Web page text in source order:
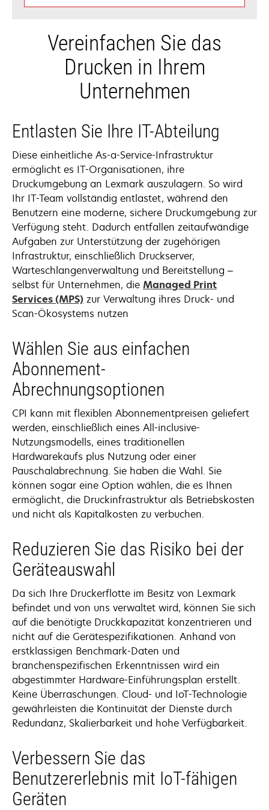
Vereinfachen Sie das
Drucken in Ihrem
Unternehmen
Entlasten Sie Ihre IT-Abteilung
Diese einheitliche As-a-Service-Infrastruktur
ermöglicht es IT-Organisationen, ihre
Druckumgebung an Lexmark auszulagern. So wird
Ihr IT-Team vollständig entlastet, während den
Benutzern eine moderne, sichere Druckumgebung zur
Verfügung steht. Dadurch entfallen zeitaufwändige
Aufgaben zur Unterstützung der zugehörigen
Infrastruktur, einschließlich Druckserver,
Warteschlangenverwaltung und Bereitstellung –
selbst für Unternehmen, die Managed Print
Services (MPS) zur Verwaltung ihres Druck- und
Scan-Ökosystems nutzen
Wählen Sie aus einfachen
Abonnement-
Abrechnungsoptionen
CPI kann mit flexiblen Abonnementpreisen geliefert
werden, einschließlich eines All-inclusive-
Nutzungsmodells, eines traditionellen
Hardwarekaufs plus Nutzung oder einer
Pauschalabrechnung. Sie haben die Wahl. Sie
können sogar eine Option wählen, die es Ihnen
ermöglicht, die Druckinfrastruktur als Betriebskosten
und nicht als Kapitalkosten zu verbuchen.
Reduzieren Sie das Risiko bei der
Geräteauswahl
Da sich Ihre Druckerflotte im Besitz von Lexmark
befindet und von uns verwaltet wird, können Sie sich
auf die benötigte Druckkapazität konzentrieren und
nicht auf die Gerätespezifikationen. Anhand von
erstklassigen Benchmark-Daten und
branchenspezifischen Erkenntnissen wird ein
abgestimmter Hardware-Einführungsplan erstellt.
Keine Überraschungen. Cloud- und IoT-Technologie
gewährleisten die Kontinuität der Dienste durch
Redundanz, Skalierbarkeit und hohe Verfügbarkeit.
Verbessern Sie das
Benutzererlebnis mit IoT-fähigen
Geräten